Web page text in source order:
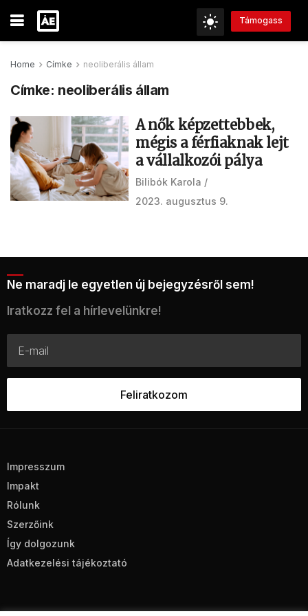
Támogass
Home Címke neoliberális állam
Címke: neoliberális állam
A nők képzettebbek,
mégis a férfiaknak lejt
a vállalkozói pálya
Bilibók Karola
2023. augusztus 9.
Ne maradj le egyetlen új bejegyzésről sem!
Iratkozz fel a hírlevelünkre!
Impresszum
Impakt
Rólunk
Szerzőink
Így dolgozunk
Adatkezelési tájékoztató